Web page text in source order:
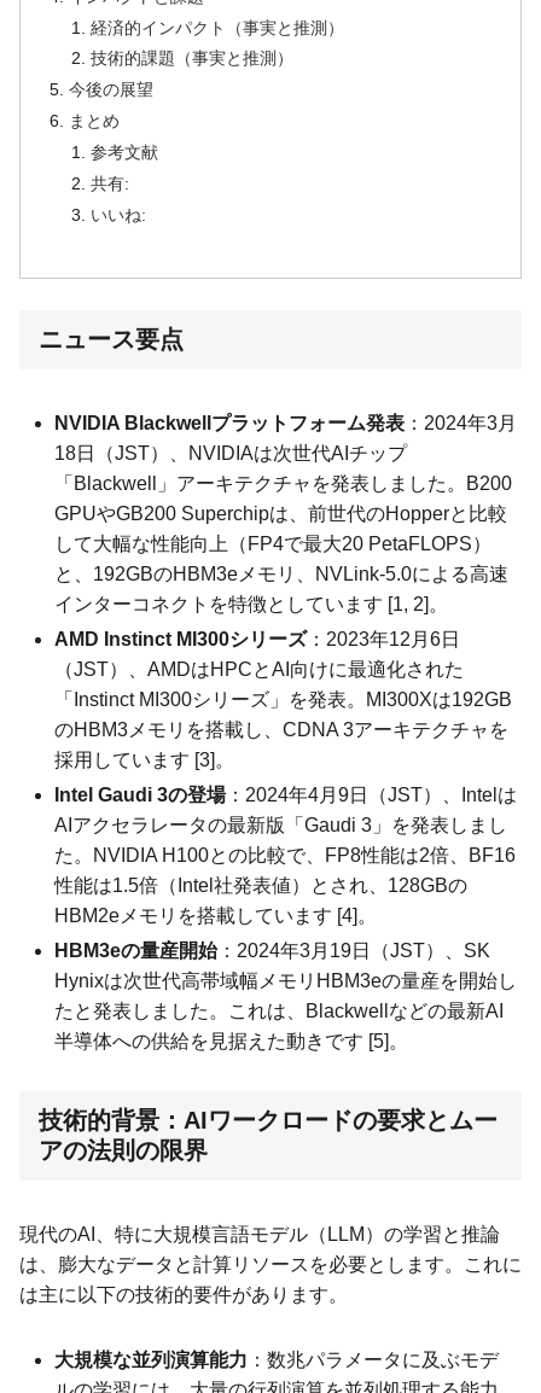
経済的インパクト（事実と推測）
技術的課題（事実と推測）
今後の展望
まとめ
参考文献
共有:
いいね:
ニュース要点
NVIDIA Blackwellプラットフォーム発表 ：2024年3月
18日（JST）、NVIDIAは次世代AIチップ
「Blackwell」アーキテクチャを発表しました。B200
GPUやGB200 Superchipは、前世代のHopperと比較
して大幅な性能向上（FP4で最大20 PetaFLOPS）
と、192GBのHBM3eメモリ、NVLink-5.0による高速
インターコネクトを特徴としています [1, 2]。
AMD Instinct MI300シリーズ：2023年12月6日
（JST）、AMDはHPCとAI向けに最適化された
「Instinct MI300シリーズ」を発表。MI300Xは192GB
のHBM3メモリを搭載し、CDNA 3アーキテクチャを
採用しています [3]。
Intel Gaudi 3の登場：2024年4月9日（JST）、Intelは
AIアクセラレータの最新版「Gaudi 3」を発表しまし
た。NVIDIA H100との比較で、FP8性能は2倍、BF16
性能は1.5倍（Intel社発表値）とされ、128GBの
HBM2eメモリを搭載しています [4]。
HBM3eの量産開始：2024年3月19日（JST）、SK
Hynixは次世代高帯域幅メモリHBM3eの量産を開始し
たと発表しました。これは、Blackwellなどの最新AI
半導体への供給を見据えた動きです [5]。
技術的背景：AIワークロードの要求とムー
アの法則の限界
現代のAI、特に大規模言語モデル（LLM）の学習と推論
は、膨大なデータと計算リソースを必要とします。これに
は主に以下の技術的要件があります。
大規模な並列演算能力 ：数兆パラメータに及ぶモデ